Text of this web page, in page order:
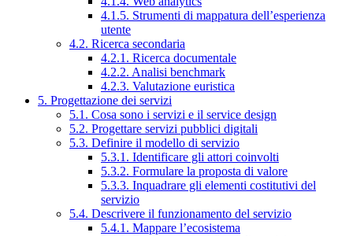
4.1.5. Strumenti di mappatura dell’esperienza
utente
4.2. Ricerca secondaria
4.2.1. Ricerca documentale
4.2.2. Analisi benchmark
4.2.3. Valutazione euristica
5. Progettazione dei servizi
5.1. Cosa sono i servizi e il service design
5.2. Progettare servizi pubblici digitali
5.3. Definire il modello di servizio
5.3.1. Identificare gli attori coinvolti
5.3.2. Formulare la proposta di valore
5.3.3. Inquadrare gli elementi costitutivi del
servizio
5.4. Descrivere il funzionamento del servizio
5.4.1. Mappare l’ecosistema